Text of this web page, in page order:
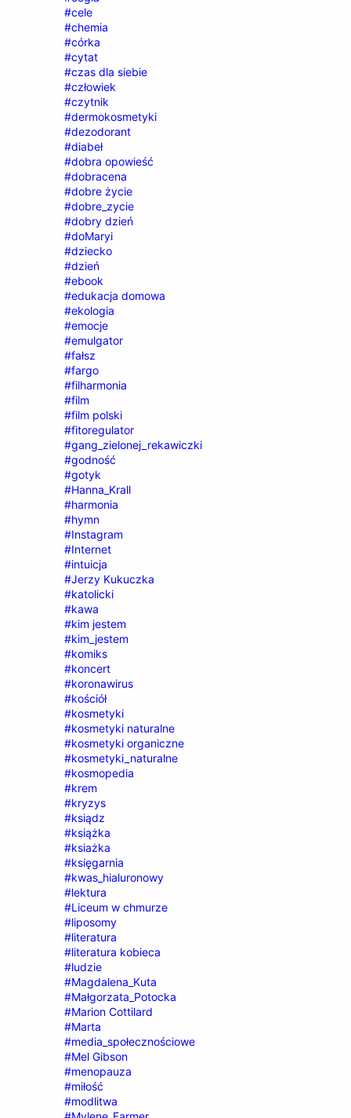
#cele
#chemia
#córka
#cytat
#czas dla siebie
#człowiek
#czytnik
#dermokosmetyki
#dezodorant
#diabeł
#dobra opowieść
#dobracena
#dobre życie
#dobre_zycie
#dobry dzień
#doMaryi
#dziecko
#dzień
#ebook
#edukacja domowa
#ekologia
#emocje
#emulgator
#fałsz
#fargo
#filharmonia
#film
#film polski
#fitoregulator
#gang_zielonej_rekawiczki
#godność
#gotyk
#Hanna_Krall
#harmonia
#hymn
#Instagram
#Internet
#intuicja
#Jerzy Kukuczka
#katolicki
#kawa
#kim jestem
#kim_jestem
#komiks
#koncert
#koronawirus
#kościół
#kosmetyki
#kosmetyki naturalne
#kosmetyki organiczne
#kosmetyki_naturalne
#kosmopedia
#krem
#kryzys
#ksiądz
#książka
#ksiażka
#księgarnia
#kwas_hialuronowy
#lektura
#Liceum w chmurze
#liposomy
#literatura
#literatura kobieca
#ludzie
#Magdalena_Kuta
#Małgorzata_Potocka
#Marion Cottilard
#Marta
#media_społecznościowe
#Mel Gibson
#menopauza
#miłość
#modlitwa